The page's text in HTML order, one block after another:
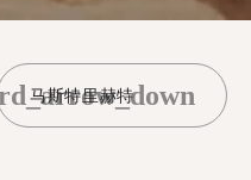
马斯特里赫特